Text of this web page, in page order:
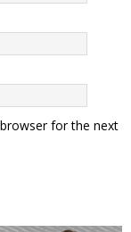
for the next